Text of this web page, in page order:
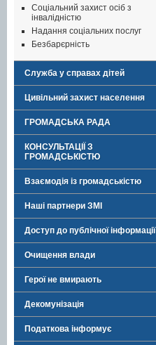
Соціальний захист осіб з
інвалідністю
Надання соціальних послуг
Безбарєрність
Служба у справах дітей
Цивільний захист населення
ГРОМАДСЬКА РАДА
КОНСУЛЬТАЦІЇ З
ГРОМАДСЬКІСТЮ
Взаємодія із громадськістю
Наші партнери ЗМІ
Доступ до публічної інформації
Очищення влади
Герої не вмирають
Декомунізація
Податкова інформує